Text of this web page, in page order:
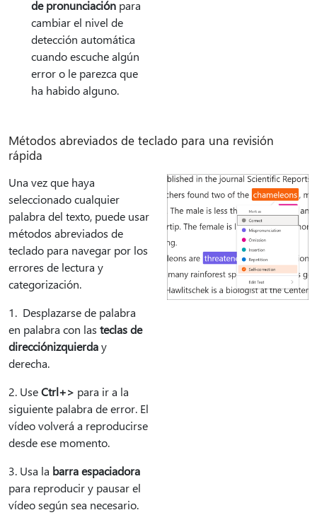
de pronunciación para
cambiar el nivel de
detección automática
cuando escuche algún
error o le parezca que
ha habido alguno.
Métodos abreviados de teclado para una revisión
rápida
Una vez que haya
seleccionado cualquier
palabra del texto, puede usar
métodos abreviados de
teclado para navegar por los
errores de lectura y
categorización.
1. Desplazarse de palabra
en palabra con las teclas de
direcciónizquierday
derecha.
2. UseCtrl+> para ir a la
siguiente palabra de error. El
vídeo volverá a reproducirse
desde ese momento.
3. Usa la barra espaciadora
para reproducir y pausar el
vídeo según sea necesario.